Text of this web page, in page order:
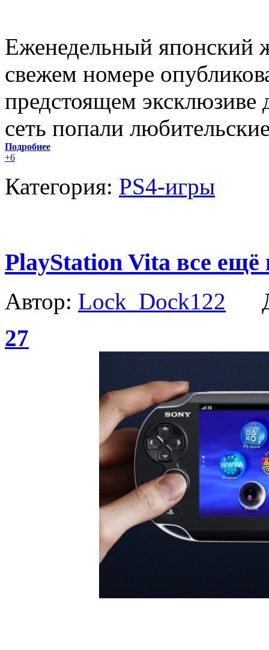
Еженедельный японский
свежем номере
предстоящем эксклюзиве
сеть попали
Подробнее
+6
Категория: PS4-игры
PlayStation Vita все ещё
Автор: Lock_Dock122
27